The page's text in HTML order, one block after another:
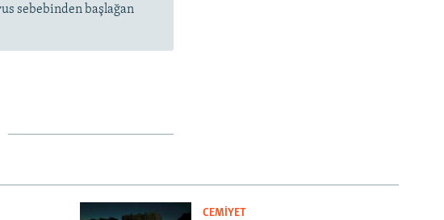
sebebinden başlağan
CEMİYET